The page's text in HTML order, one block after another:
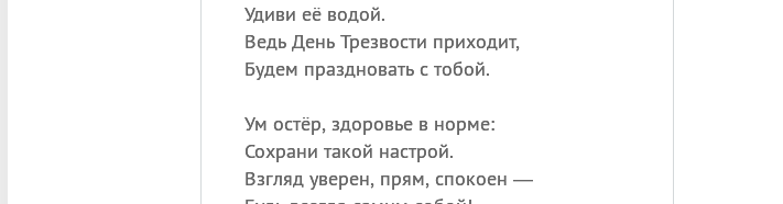
Удиви её водой.
Ведь День Трезвости приходит,
Будем праздновать с тобой.
Ум остёр, здоровье в норме:
Сохрани такой настрой.
Взгляд уверен, прям, спокоен —